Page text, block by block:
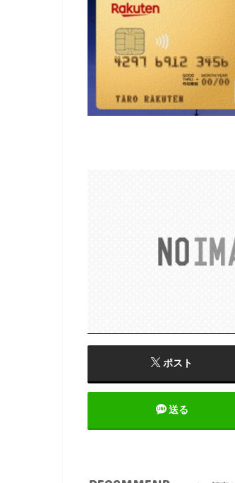
ポスト
送る